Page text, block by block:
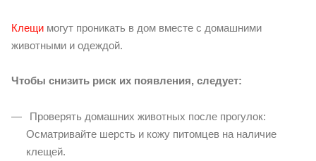
Клещи могут проникать в дом вместе с домашними
животными и одеждой.
Чтобы снизить риск их появления, следует:
Проверять домашних животных после прогулок:
Осматривайте шерсть и кожу питомцев на наличие
клещей.